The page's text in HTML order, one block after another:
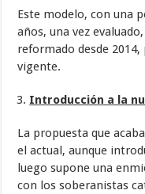
Este modelo, con una
años, una vez
reformado desde
vigente.
Introducción a la
La propuesta que
el actual, aunque
luego supone una
con los soberanistas